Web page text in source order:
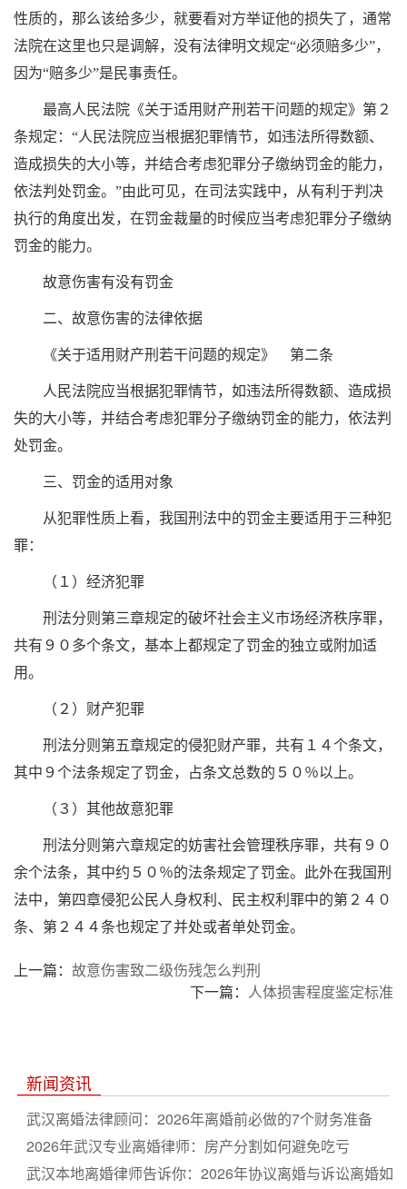
性质的，那么该给多少，就要看对方举证他的损失了，通常
法院在这里也只是调解，没有法律明文规定“必须赔多少”，
因为“赔多少”是民事责任。
最高人民法院《关于适用财产刑若干问题的规定》第２
条规定：“人民法院应当根据犯罪情节，如违法所得数额、
造成损失的大小等，并结合考虑犯罪分子缴纳罚金的能力，
依法判处罚金。”由此可见，在司法实践中，从有利于判决
执行的角度出发，在罚金裁量的时候应当考虑犯罪分子缴纳
罚金的能力。
故意伤害有没有罚金
二、故意伤害的法律依据
《关于适用财产刑若干问题的规定》 第二条
人民法院应当根据犯罪情节，如违法所得数额、造成损
失的大小等，并结合考虑犯罪分子缴纳罚金的能力，依法判
处罚金。
三、罚金的适用对象
从犯罪性质上看，我国刑法中的罚金主要适用于三种犯
罪：
（１）经济犯罪
刑法分则第三章规定的破坏社会主义市场经济秩序罪，
共有９０多个条文，基本上都规定了罚金的独立或附加适
用。
（２）财产犯罪
刑法分则第五章规定的侵犯财产罪，共有１４个条文，
其中９个法条规定了罚金，占条文总数的５０％以上。
（３）其他故意犯罪
刑法分则第六章规定的妨害社会管理秩序罪，共有９０
余个法条，其中约５０％的法条规定了罚金。此外在我国刑
法中，第四章侵犯公民人身权利、民主权利罪中的第２４０
条、第２４４条也规定了并处或者单处罚金。
上一篇： 故意伤害致二级伤残怎么判刑
人体损害程度鉴定标准
下一篇：
新闻资讯
武汉离婚法律顾问：2026年离婚前必做的7个财务准备
2026年武汉专业离婚律师：房产分割如何避免吃亏
武汉本地离婚律师告诉你：2026年协议离婚与诉讼离婚如